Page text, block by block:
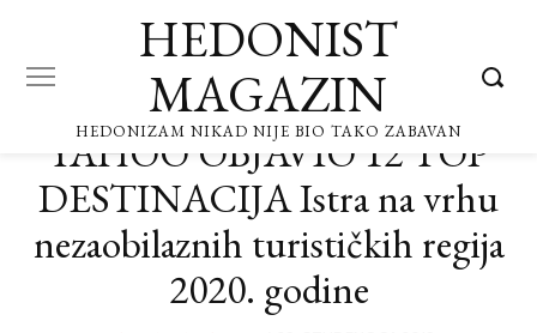
HEDONIST
MAGAZIN
HEDONIZAM NIKAD NIJE BIO TAKO ZABAVAN
YAHOO OBJAVIO 12 TOP
DESTINACIJA Istra na vrhu
nezaobilaznih turističkih regija
2020. godine